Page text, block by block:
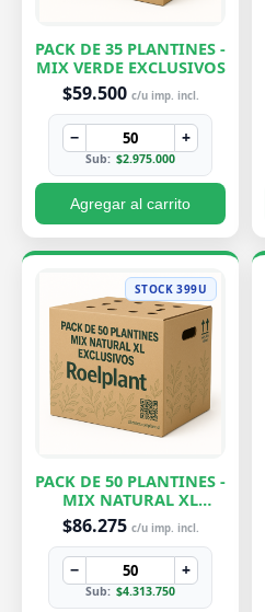
PACK DE 35 PLANTINES -
MIX VERDE EXCLUSIVOS
$59.500 c/u imp. incl.
− +
Sub: $2.975.000
Agregar al carrito
STOCK 399U
PACK DE 50 PLANTINES -
MIX NATURAL XL
EXCLUSIVOS
$86.275 c/u imp. incl.
− +
Sub: $4.313.750